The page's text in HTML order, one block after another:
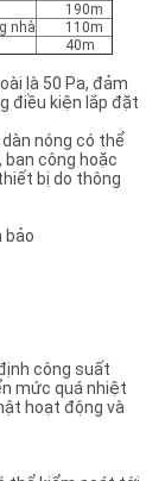
190m
nhà
110m
40m
là 50 Pa, đảm
điều kiện lắp đặt
nóng có thể
công hoặc
bị do thông
bảo
công suất
mức quá nhiệt
hoạt động và